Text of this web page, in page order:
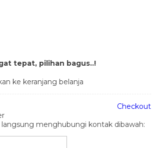
tepat, pilihan bagus..!
ke keranjang belanja
Checkout
menghubungi kontak dibawah: